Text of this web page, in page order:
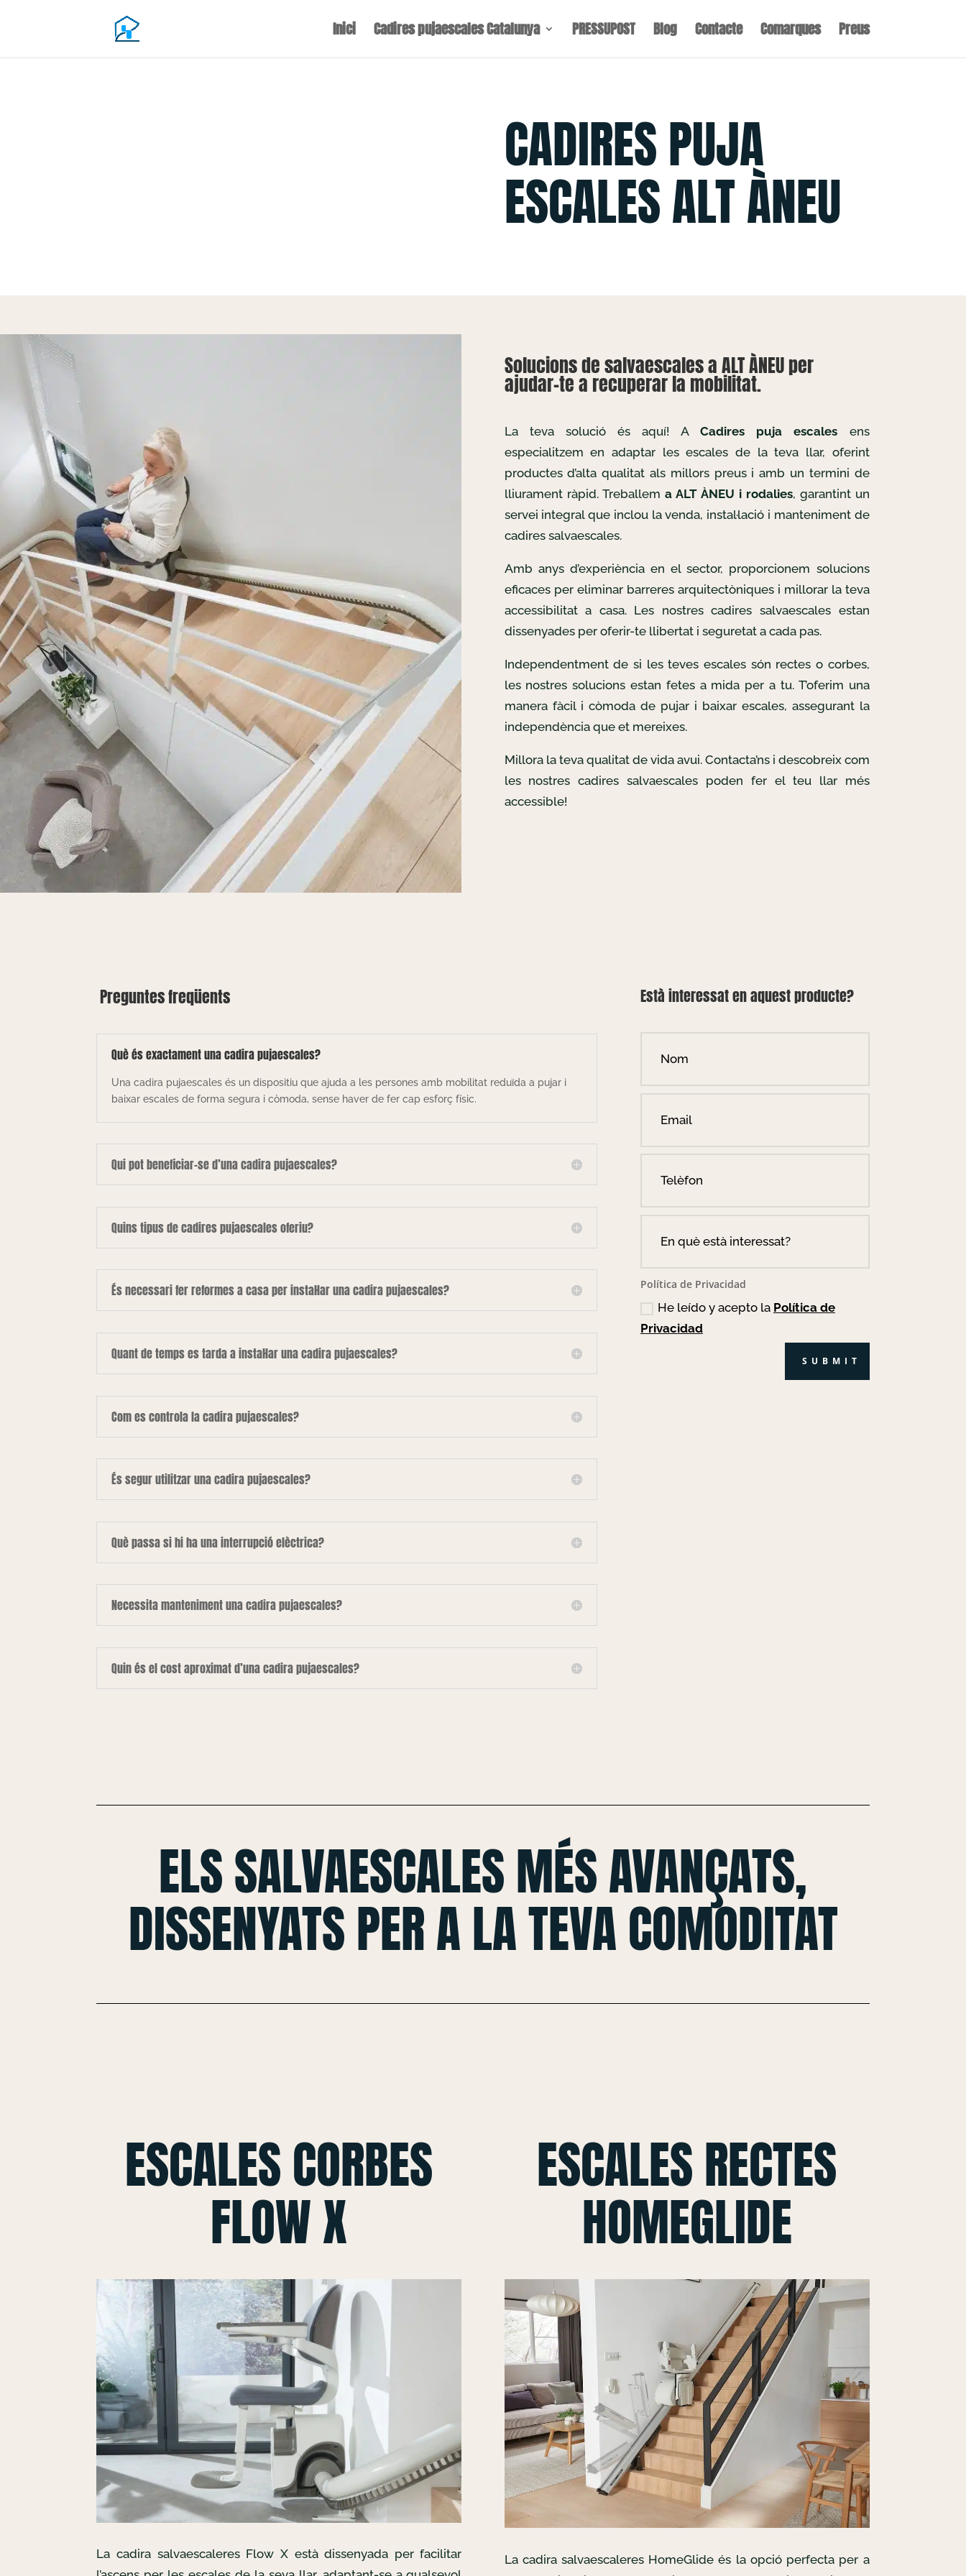
Inici Cadires pujaescales Catalunya PRESSUPOST Blog Contacte Comarques Preus
CADIRES PUJA
ESCALES ALT ÀNEU
Solucions de salvaescales a ALT ÀNEU per
ajudar-te a recuperar la mobilitat.
La teva solució és aquí! A Cadires puja escales ens
especialitzem en adaptar les escales de la teva llar, oferint
productes d’alta qualitat als millors preus i amb un termini de
lliurament ràpid. Treballem a ALT ÀNEU i rodalies, garantint un
servei integral que inclou la venda, instal·lació i manteniment de
cadires salvaescales.
Amb anys d’experiència en el sector, proporcionem solucions
eficaces per eliminar barreres arquitectòniques i millorar la teva
accessibilitat a casa. Les nostres cadires salvaescales estan
dissenyades per oferir-te llibertat i seguretat a cada pas.
Independentment de si les teves escales són rectes o corbes,
les nostres solucions estan fetes a mida per a tu. T’oferim una
manera fàcil i còmoda de pujar i baixar escales, assegurant la
independència que et mereixes.
Millora la teva qualitat de vida avui. Contacta’ns i descobreix com
les nostres cadires salvaescales poden fer el teu llar més
accessible!
Preguntes freqüents
Què és exactament una cadira pujaescales?
Una cadira pujaescales és un dispositiu que ajuda a les persones amb mobilitat reduïda a pujar i
baixar escales de forma segura i còmoda, sense haver de fer cap esforç físic.
Qui pot beneficiar-se d’una cadira pujaescales?
Quins tipus de cadires pujaescales oferiu?
És necessari fer reformes a casa per instal·lar una cadira pujaescales?
Quant de temps es tarda a instal·lar una cadira pujaescales?
Com es controla la cadira pujaescales?
És segur utilitzar una cadira pujaescales?
Què passa si hi ha una interrupció elèctrica?
Necessita manteniment una cadira pujaescales?
Quin és el cost aproximat d’una cadira pujaescales?
Està interessat en aquest producte?
Política de Privacidad
He leído y acepto la Política de
Privacidad
SUBMIT
ELS SALVAESCALES MÉS AVANÇATS,
DISSENYATS PER A LA TEVA COMODITAT
ESCALES CORBES
FLOW X
La cadira salvaescaleres Flow X està dissenyada per facilitar
ESCALES RECTES
HOMEGLIDE
La cadira salvaescaleres HomeGlide és la opció perfecta per a